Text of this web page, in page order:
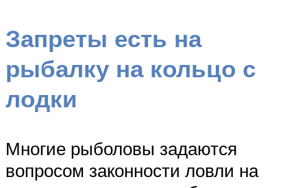
Запреты есть на
рыбалку на кольцо с
лодки
Многие рыболовы задаются
вопросом законности ловли на